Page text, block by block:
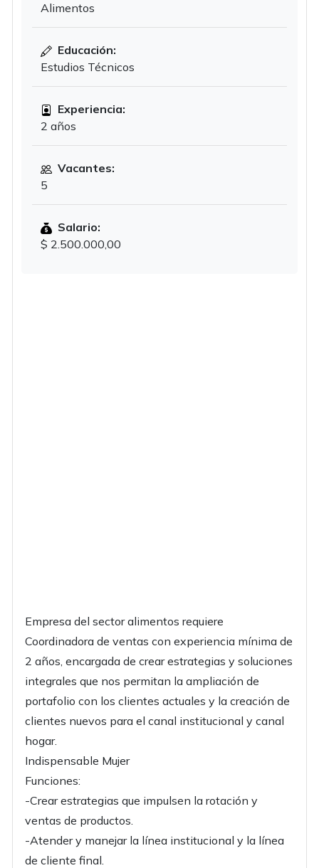
Alimentos
Educación:
Estudios Técnicos
Experiencia:
2 años
Vacantes:
5
Salario:
$ 2.500.000,00
Empresa del sector alimentos requiere
Coordinadora de ventas con experiencia mínima de
2 años, encargada de crear estrategias y soluciones
integrales que nos permitan la ampliación de
portafolio con los clientes actuales y la creación de
clientes nuevos para el canal institucional y canal
hogar.
Indispensable Mujer
Funciones:
-Crear estrategias que impulsen la rotación y
ventas de productos.
-Atender y manejar la línea institucional y la línea
de cliente final.